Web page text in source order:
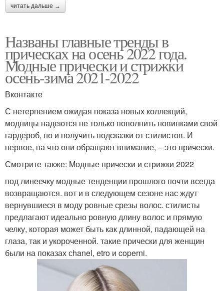
читать дальше →
Названы главные тренды в
прическах на осень 2022 года.
Модные прически и стрижки
осень-зима 2021-2022
Вконтакте
С нетерпением ожидая показа новых коллекций,
модницы надеются не только пополнить новинками свой
гардероб, но и получить подсказки от стилистов. И
первое, на что они обращают внимание, – это прически.
Смотрите также: Модные прически и стрижки 2022
под линеечку модные тенденции прошлого почти всегда
возвращаются. вот и в следующем сезоне нас ждут
вернувшиеся в моду ровные срезы волос. стилисты
предлагают идеально ровную длину волос и прямую
челку, которая может быть как длинной, падающей на
глаза, так и укороченной. такие прически для женщин
были на показах сhanel, etro и coperni.